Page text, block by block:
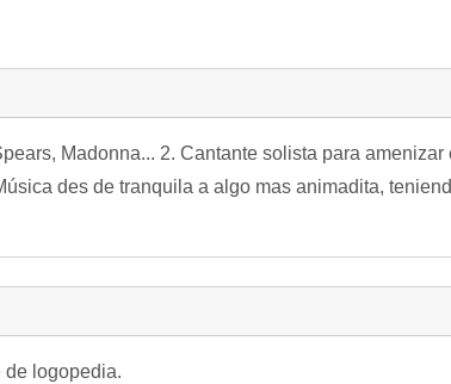
Madonna... 2. Cantante solista para amenizar
des de tranquila a algo mas animadita,
de logopedia.